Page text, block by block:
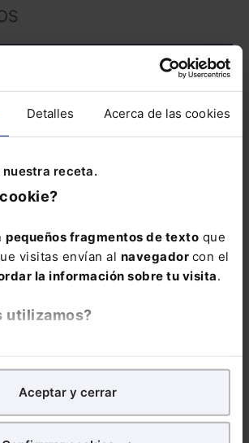
Detalles Acerca de las cookies
receta.
pequeños fragmentos de texto que
visitas envían al navegador con el
la información sobre tu visita.
utilizamos?
demejorar tu experienciaen
También con fines publicitarios,
publicidad y contenidos de tu
Aceptar y cerrar